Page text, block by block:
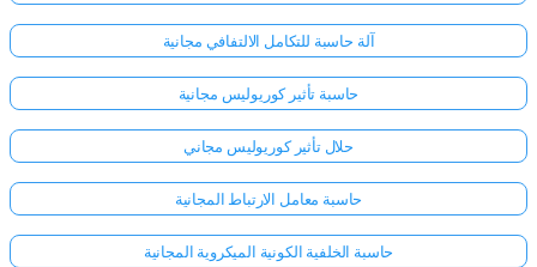
آلة حاسبة للتكامل الالتفافي مجانية
حاسبة تأثير كوريوليس مجانية
حلال تأثير كوريوليس مجاني
حاسبة معامل الارتباط المجانية
حاسبة الخلفية الكونية الميكروية المجانية